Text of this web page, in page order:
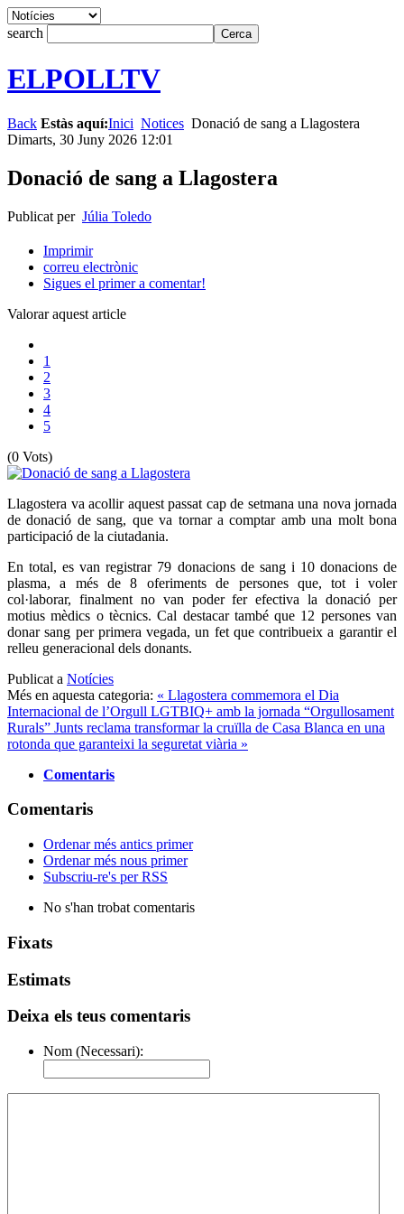
search
ELPOLLTV
Back Estàs aquí:Inici Notices Donació de sang a Llagostera
Dimarts, 30 Juny 2026 12:01
Donació de sang a Llagostera
Publicat per Júlia Toledo
Imprimir
correu electrònic
Sigues el primer a comentar!
Valorar aquest article
1
2
3
4
5
(0 Vots)
Llagostera va acollir aquest passat cap de setmana una nova jornada
de donació de sang, que va tornar a comptar amb una molt bona
participació de la ciutadania.
En total, es van registrar 79 donacions de sang i 10 donacions de
plasma, a més de 8 oferiments de persones que, tot i voler
col·laborar, finalment no van poder fer efectiva la donació per
motius mèdics o tècnics. Cal destacar també que 12 persones van
donar sang per primera vegada, un fet que contribueix a garantir el
relleu generacional dels donants.
Publicat a Notícies
Més en aquesta categoria: « Llagostera commemora el Dia
Internacional de l’Orgull LGTBIQ+ amb la jornada “Orgullosament
Rurals” Junts reclama transformar la cruïlla de Casa Blanca en una
rotonda que garanteixi la seguretat viària »
Comentaris
Comentaris
Ordenar més antics primer
Ordenar més nous primer
Subscriu-re's per RSS
No s'han trobat comentaris
Fixats
Estimats
Deixa els teus comentaris
Nom (Necessari):